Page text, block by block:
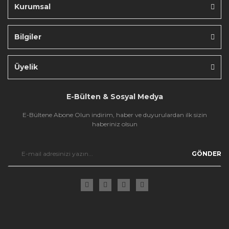
Kurumsal
Bilgiler
Üyelik
E-Bülten & Sosyal Medya
E-Bültene Abone Olun indirim, haber ve duyurulardan ilk sizin
haberiniz olsun
GÖNDER